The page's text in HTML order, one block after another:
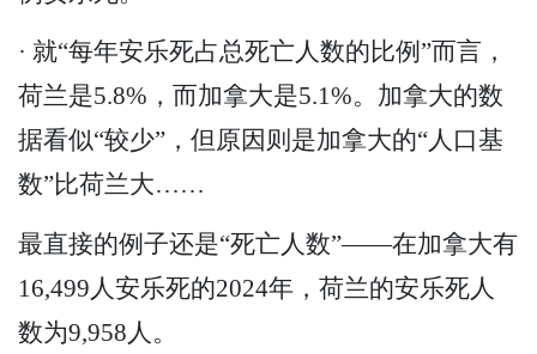
· 就“每年安乐死占总死亡人数的比例”而言，
荷兰是5.8%，而加拿大是5.1%。加拿大的数
据看似“较少”，但原因则是加拿大的“人口基
数”比荷兰大……
最直接的例子还是“死亡人数”——在加拿大有
16,499人安乐死的2024年，荷兰的安乐死人
数为9,958人。